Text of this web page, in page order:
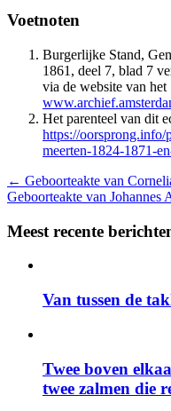
Voetnoten
Burgerlijke Stand,
1861, deel 7, blad 7
via de website van het
Het parenteel van dit
https://oorsprong.info/
meerten-1824-1871-
← Geboorteakte van
Geboorteakte van Johannes
Meest recente
Van tussen de
Twee boven
twee zalmen die